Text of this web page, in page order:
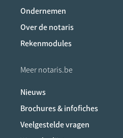
Ondernemen
Over de notaris
Rekenmodules
Meer notaris.be
Nieuws
Brochures & infofiches
Veelgestelde vragen